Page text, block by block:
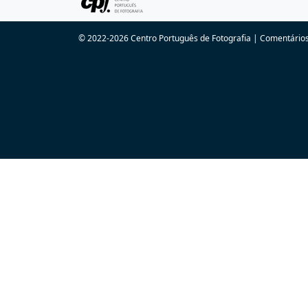
© 2022-2026 Centro Português de Fotografia |